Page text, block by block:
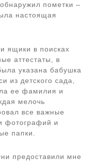
пометки –
настоящая
ящики в поисках
аттестаты, в
указана бабушка
из детского сада,
ее фамилия и
мелочь
все важные
фотографий и
папки.
предоставили мне